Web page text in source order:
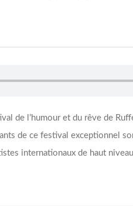
de l’humour et du rêve de
de ce festival exceptionnel
internationaux de haut